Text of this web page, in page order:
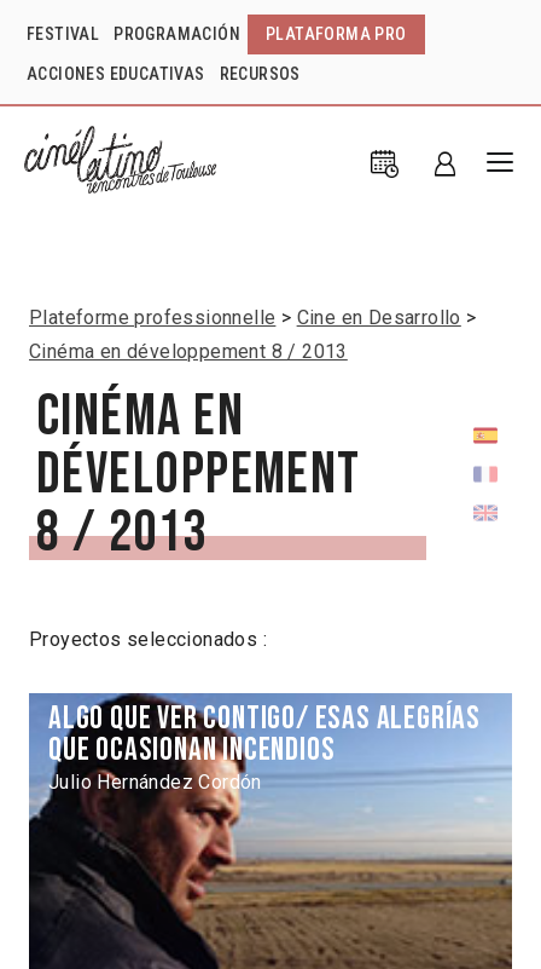
FESTIVAL PROGRAMACIÓN PLATAFORMA PRO
ACCIONES EDUCATIVAS RECURSOS
Plateforme professionnelle
Cine en Desarrollo
Cinéma en développement 8 / 2013
Cinéma en
développement
8 / 2013
Proyectos seleccionados :
Algo que ver contigo/ Esas alegrías
que ocasionan incendios
Julio Hernández Cordón